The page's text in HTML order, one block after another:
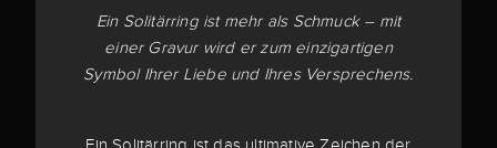
Ein Solitärring ist mehr als Schmuck – mit
einer Gravur wird er zum einzigartigen
Symbol Ihrer Liebe und Ihres Versprechens.